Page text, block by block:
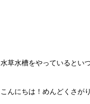
水草水槽をやっているとい
こんにちは！めんどくさが